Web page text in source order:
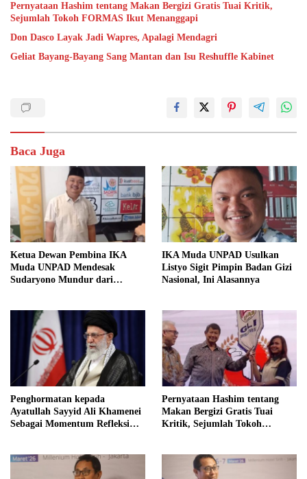
Pernyataan Hashim tentang Makan Bergizi Gratis Tuai Kritik,
Sejumlah Tokoh FORMAS Ikut Menanggapi
Don Dasco Layak Jadi Wapres, Apalagi Mendagri
Geliat Bayang-Bayang Sang Mantan dan Isu Reshuffle Kabinet
Baca Juga
Ketua Dewan Pembina IKA
Muda UNPAD Mendesak
Sudaryono Mundur dari
Independensi Badan Gizi
Nasional
IKA Muda UNPAD Usulkan
Listyo Sigit Pimpin Badan Gizi
Nasional, Ini Alasannya
Penghormatan kepada
Ayatullah Sayyid Ali Khamenei
Sebagai Momentum Refleksi
bagi Indonesia
Pernyataan Hashim tentang
Makan Bergizi Gratis Tuai
Kritik, Sejumlah Tokoh